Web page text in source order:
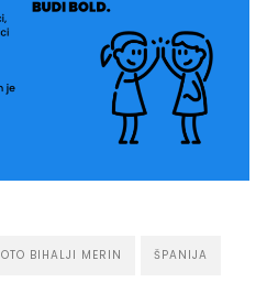
OTO BIHALJI MERIN ŠPANIJA